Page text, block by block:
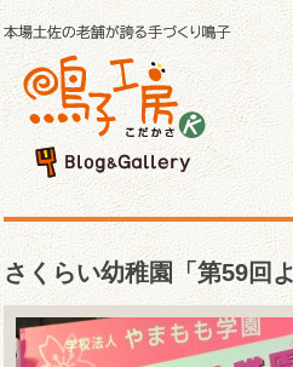
さくらい幼稚園「第59回